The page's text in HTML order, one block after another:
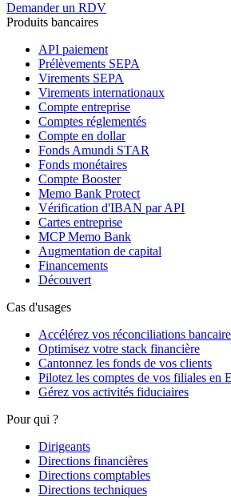
Demander un RDV
Produits bancaires
API paiement
Prélèvements SEPA
Virements SEPA
Virements internationaux
Compte entreprise
Comptes réglementés
Compte en dollar
Fonds Amundi STAR
Fonds monétaires
Compte Booster
Memo Bank Protect
Vérification d'IBAN par API
Cartes entreprise
MCP Memo Bank
Augmentation de capital
Financements
Découvert
Cas d'usages
Accélérez vos réconciliations
Optimisez votre stack financière
Cantonnez les fonds de vos clients
Pilotez les comptes de vos filiales en
Gérez vos activités fiduciaires
Pour qui ?
Dirigeants
Directions financières
Directions comptables
Directions techniques